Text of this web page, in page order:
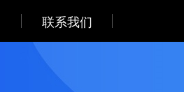
联系我们